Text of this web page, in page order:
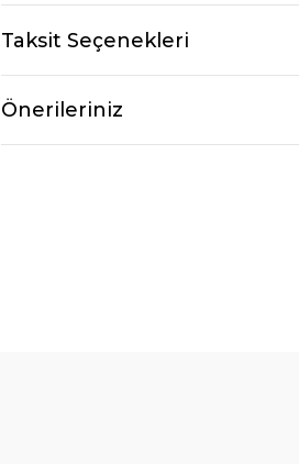
Taksit Seçenekleri
Önerileriniz